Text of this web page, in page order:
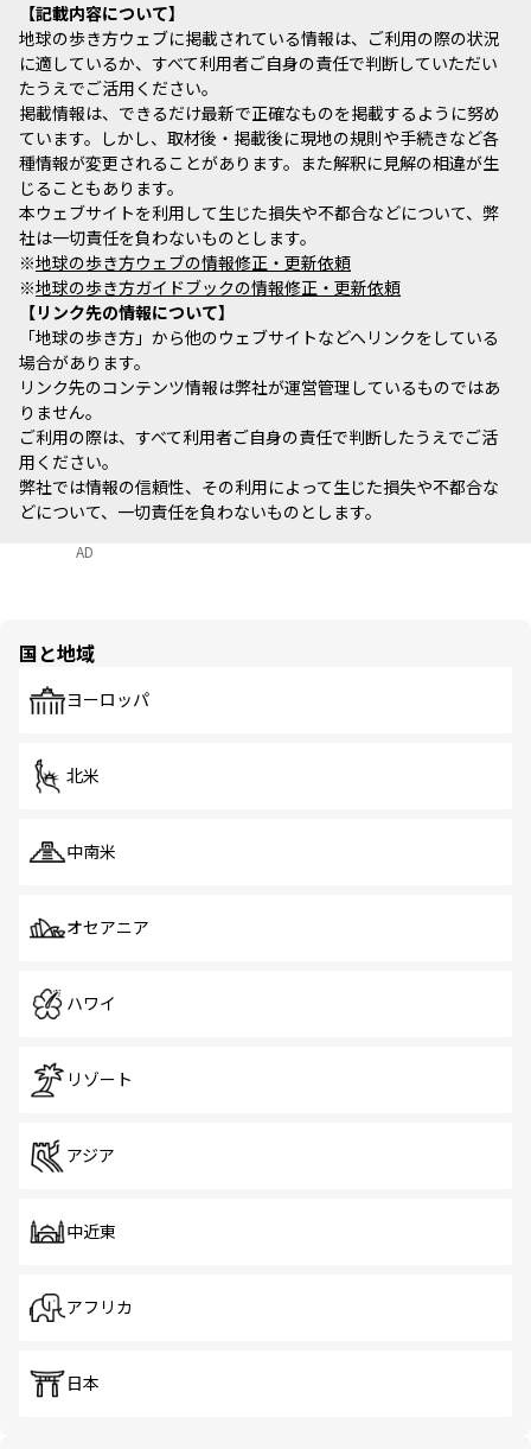
記載内容について
地球の歩き方ウェブに掲載されている情報は、ご利用の際の状況
に適しているか、すべて利用者ご自身の責任で判断していただい
たうえでご活用ください。
掲載情報は、できるだけ最新で正確なものを掲載するように努め
ています。しかし、取材後・掲載後に現地の規則や手続きなど各
種情報が変更されることがあります。また解釈に見解の相違が生
じることもあります。
本ウェブサイトを利用して生じた損失や不都合などについて、弊
社は一切責任を負わないものとします。
※地球の歩き方ウェブの情報修正・更新依頼
※地球の歩き方ガイドブックの情報修正・更新依頼
リンク先の情報について
「地球の歩き方」から他のウェブサイトなどへリンクをしている
場合があります。
リンク先のコンテンツ情報は弊社が運営管理しているものではあ
りません。
ご利用の際は、すべて利用者ご自身の責任で判断したうえでご活
用ください。
弊社では情報の信頼性、その利用によって生じた損失や不都合な
どについて、一切責任を負わないものとします。
AD
国と地域
ヨーロッパ
北米
中南米
オセアニア
ハワイ
リゾート
アジア
中近東
アフリカ
日本